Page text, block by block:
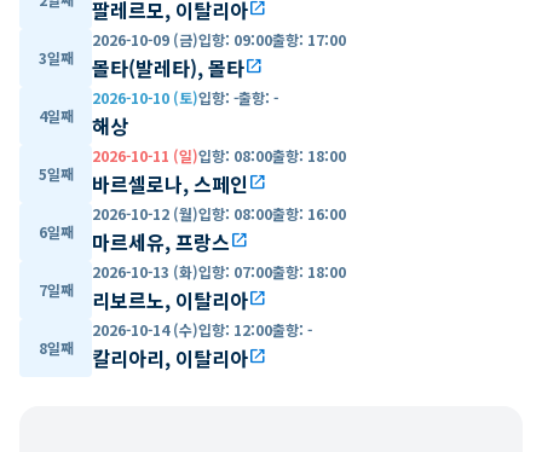
팔레르모, 이탈리아open_in_new
3일째
2026-10-09 (금)입항: 09:00출항: 17:00
몰타(발레타), 몰타open_in_new
4일째
2026-10-10 (토)입항: -출항: -
해상
5일째
2026-10-11 (일)입항: 08:00출항: 18:00
바르셀로나, 스페인open_in_new
6일째
2026-10-12 (월)입항: 08:00출항: 16:00
마르세유, 프랑스open_in_new
7일째
2026-10-13 (화)입항: 07:00출항: 18:00
리보르노, 이탈리아open_in_new
8일째
2026-10-14 (수)입항: 12:00출항: -
칼리아리, 이탈리아open_in_new